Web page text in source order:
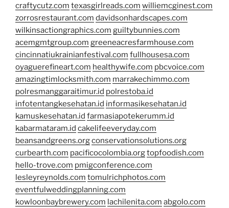
craftycutz.com texasgirlreads.com williemcginest.com
zorrosrestaurant.com davidsonhardscapes.com
wilkinsactiongraphics.com guiltybunnies.com
acemgmtgroup.com greeneacresfarmhouse.com
cincinnatiukrainianfestival.com fullhousesa.com
oyaguerefineart.com healthywife.com pbcvoice.com
amazingtimlocksmith.com marrakechimmo.com
polresmanggaraitimur.id polrestoba.id
infotentangkesehatan.id informasikesehatan.id
kamuskesehatan.id farmasiapotekerumm.id
kabarmataram.id cakelifeeveryday.com
beansandgreens.orgconservationsolutions.org
curbearth.com pacificocolombia.orgtopfoodish.com
hello-trove.com pmigconference.com
lesleyreynolds.com tomulrichphotos.com
eventfulweddingplanning.com
kowloonbaybrewery.com lachilenita.com abgolo.com